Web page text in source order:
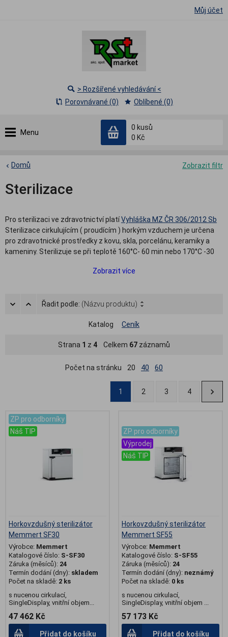
Můj účet
Menu
0 kusů
0 Kč
> Rozšířené vyhledávání <
Porovnávané (0)
Oblíbené (0)
Zobrazit filtr
Domů
Sterilizace
Pro sterilizaci ve zdravotnictví platíVyhláška MZ ČR 306/2012 Sb
Sterilizace cirkulujícím ( proudícím ) horkým vzduchem je určena
pro zdravotnické prostředky z kovu, skla, porcelánu, keramiky a
kameniny. Sterilizuje se při teplotě 160°C- 60 min nebo 170°C -30
horkovzdušné sterilizátory bez nucené cirkulace!
Zobrazit více
Řadit podle: (Názvu produktu)
Katalog Ceník
Strana 1 z 4 Celkem 67 záznamů
Počet na stránku 20 40 60
1 2 3 4
ZP pro odborníky
Náš TIP
Horkovzdušný sterilizátor
Memmert SF30
Výrobce: Memmert
Katalogové číslo: S-SF30
Záruka (měsíců): 24
Termín dodání (dny): skladem
Počet na skladě: 2 ks
s nucenou cirkulací,
SingleDisplay, vnitřní objem...
47 462 Kč
Přidat do košíku
ZP pro odborníky
Výprodej
Náš TIP
Horkovzdušný sterilizátor
Memmert SF55
Výrobce: Memmert
Katalogové číslo: S-SF55
Záruka (měsíců): 24
Termín dodání (dny): neznámý
Počet na skladě: 0 ks
s nucenou cirkulací,
SingleDisplay, vnitřní objem ...
57 173 Kč
Přidat do košíku